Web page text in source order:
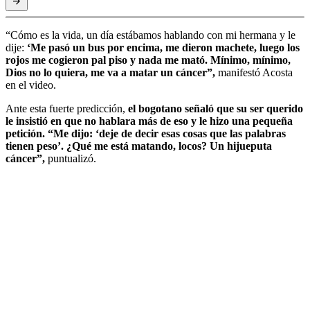
“Cómo es la vida, un día estábamos hablando con mi hermana y le
dije: ‘Me pasó un bus por encima, me dieron machete, luego los
rojos me cogieron pal piso y nada me mató. Mínimo, mínimo,
Dios no lo quiera, me va a matar un cáncer”, manifestó Acosta
en el video.
Ante esta fuerte predicción, el bogotano señaló que su ser querido
le insistió en que no hablara más de eso y le hizo una pequeña
petición. “Me dijo: ‘deje de decir esas cosas que las palabras
tienen peso’. ¿Qué me está matando, locos? Un hijueputa
cáncer”, puntualizó.